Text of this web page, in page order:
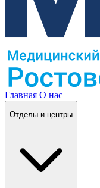
Главная О нас
Отделы и центры